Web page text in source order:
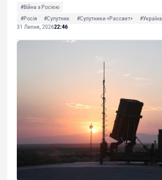
#Війна з Росією
#Росія
#Супутник #Супутники «Рассвет»
#Україна
31 Липня, 202622:46